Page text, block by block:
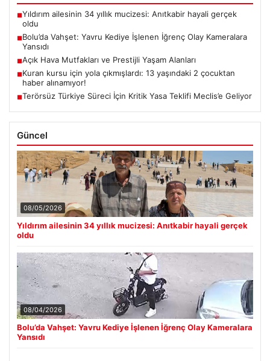
■Yıldırım ailesinin 34 yıllık mucizesi: Anıtkabir hayali gerçek
oldu
■Bolu’da Vahşet: Yavru Kediye İşlenen İğrenç Olay Kameralara
Yansıdı
■Açık Hava Mutfakları ve Prestijli Yaşam Alanları
■Kuran kursu için yola çıkmışlardı: 13 yaşındaki 2 çocuktan
haber alınamıyor!
■Terörsüz Türkiye Süreci İçin Kritik Yasa Teklifi Meclis’e Geliyor
Güncel
08/05/2026
Yıldırım ailesinin 34 yıllık mucizesi: Anıtkabir hayali gerçek
oldu
08/04/2026
Bolu’da Vahşet: Yavru Kediye İşlenen İğrenç Olay Kameralara
Yansıdı